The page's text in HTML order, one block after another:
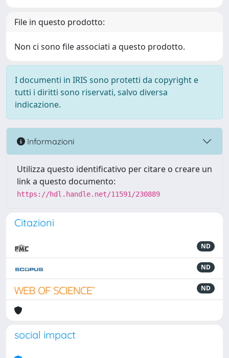
File in questo prodotto:
Non ci sono file associati a questo prodotto.
I documenti in IRIS sono protetti da copyright e
tutti i diritti sono riservati, salvo diversa
indicazione.
Informazioni
Utilizza questo identificativo per citare o creare un
link a questo documento:
https://hdl.handle.net/11591/230889
Citazioni
ND
ND
ND
social impact